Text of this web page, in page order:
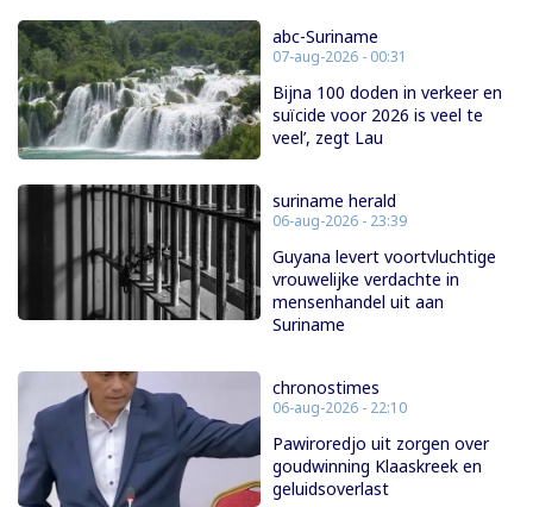
abc-Suriname
07-aug-2026 - 00:31
Bijna 100 doden in verkeer en
suïcide voor 2026 is veel te
veel’, zegt Lau
suriname herald
06-aug-2026 - 23:39
Guyana levert voortvluchtige
vrouwelijke verdachte in
mensenhandel uit aan
Suriname
chronostimes
06-aug-2026 - 22:10
Pawiroredjo uit zorgen over
goudwinning Klaaskreek en
geluidsoverlast